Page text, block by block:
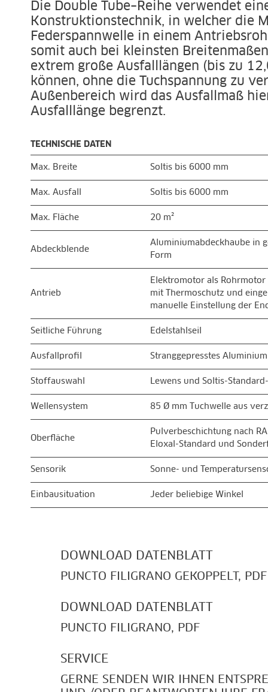
Die Double Tube–Reihe verwendet
Konstruktionstechnik, in welcher die
Federspannwelle in einem
somit auch bei kleinsten
extrem große Ausfalllängen (bis zu
können, ohne die Tuchspannung zu
Außenbereich wird das Ausfallmaß
Ausfalllänge begrenzt.
TECHNISCHE DATEN
Max. Breite Soltis bis 6000 mm
Max. Ausfall Soltis bis 6000 mm
Max. Fläche 20 m²
Abdeckblende
Aluminiumabdeckhaube in
Form
Antrieb
Elektromotor als
mit Thermoschutz und
manuelle Einstellung der
Seitliche Führung Edelstahlseil
Ausfallprofil Stranggepresstes
Stoffauswahl Lewens und Soltis-
Wellensystem 85 Ø mm Tuchwelle aus
Oberfläche
Pulverbeschichtung nach
Eloxal-Standard und
Sensorik Sonne- und
Einbausituation Jeder beliebige Winkel
DOWNLOAD DATENBLATT
PUNCTO FILIGRANO GEKOPPELT, PDF
DOWNLOAD DATENBLATT
PUNCTO FILIGRANO, PDF
SERVICE
GERNE SENDEN WIR IHNEN